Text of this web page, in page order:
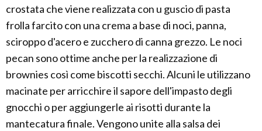
crostata che viene realizzata con u guscio di pasta
frolla farcito con una crema a base di noci, panna,
sciroppo d'acero e zucchero di canna grezzo. Le noci
pecan sono ottime anche per la realizzazione di
brownies così come biscotti secchi. Alcuni le utilizzano
macinate per arricchire il sapore dell'impasto degli
gnocchi o per aggiungerle ai risotti durante la
mantecatura finale. Vengono unite alla salsa dei